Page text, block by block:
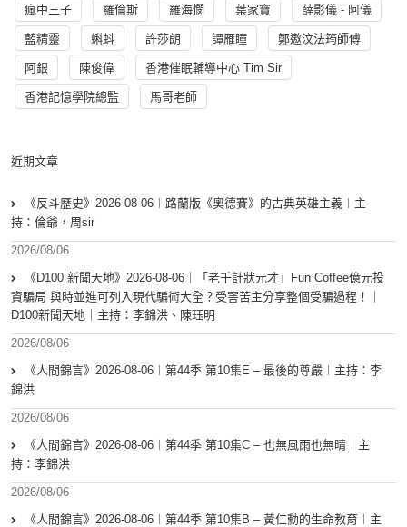
瘋中三子 羅倫斯 羅海憫 葉家寶 薛影儀 - 阿儀
藍精靈 蝌蚪 許莎朗 譚雁瞳 鄭遨汶法筠師傅
阿銀 陳俊偉 香港催眠輔導中心 Tim Sir
香港記憶學院總監 馬哥老師
近期文章
《反斗歷史》2026-08-06︱路蘭版《奧德賽》的古典英雄主義︱主
持：倫爺，周sir
2026/08/06
《D100 新聞天地》2026-08-06｜「老千計狀元才」Fun Coffee億元投
資騙局 與時並進可列入現代騙術大全？受害苦主分享整個受騙過程！｜
D100新聞天地｜主持：李錦洪、陳珏明
2026/08/06
《人間錦言》2026-08-06︱第44季 第10集E – 最後的尊嚴︱主持：李
錦洪
2026/08/06
《人間錦言》2026-08-06︱第44季 第10集C – 也無風雨也無晴︱主
持：李錦洪
2026/08/06
《人間錦言》2026-08-06︱第44季 第10集B – 黃仁勳的生命教育︱主